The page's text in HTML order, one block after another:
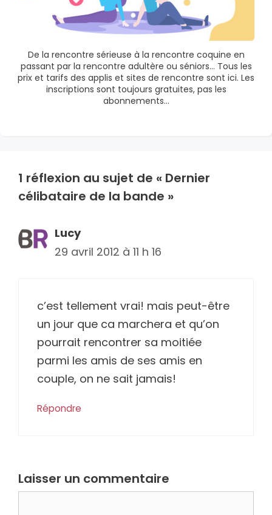
De la rencontre sérieuse à la rencontre coquine en
passant par la rencontre adultère ou séniors… Tous les
prix et tarifs des applis et sites de rencontre sont ici. Les
inscriptions sont toujours gratuites, pas les
abonnements…
1 réflexion au sujet de « Dernier
célibataire de la bande »
Lucy
29 avril 2012 à 11 h 16
c’est tellement vrai! mais peut-être
un jour que ca marchera et qu’on
pourrait rencontrer sa moitiée
parmi les amis de ses amis en
couple, on ne sait jamais!
Répondre
Laisser un commentaire